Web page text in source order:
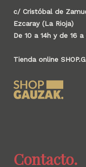
c/ Cristóbal de
Ezcaray (La Rioja)
De 10 a 14h y de 16 a
Tienda online
Contacto.